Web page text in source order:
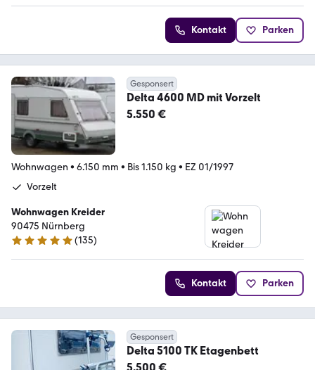
Kontakt Parken
Gesponsert
Delta 4600 MD mit Vorzelt
5.550 €
Wohnwagen • 6.150 mm • Bis 1.150 kg • EZ 01/1997
Vorzelt
Wohnwagen Kreider
90475 Nürnberg
5 Sterne
(135)
Kontakt Parken
Gesponsert
Delta 5100 TK Etagenbett